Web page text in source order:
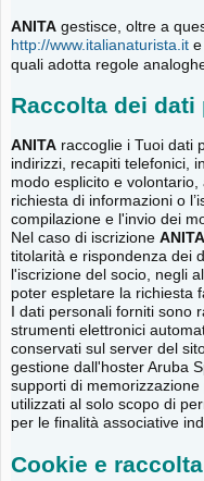
ANITA gestisce, oltre a
http://www.italianaturista.it e
quali adotta regole
Raccolta dei dati
ANITA raccoglie i Tuoi dati
indirizzi, recapiti telefonici,
modo esplicito e
richiesta di informazioni o
compilazione e l'invio dei
Nel caso di iscrizione ANITA
titolarità e rispondenza dei
l'iscrizione del socio, negli
poter espletare la richiesta
I dati personali forniti sono
strumenti elettronici
conservati sul server del
gestione dall'hoster Aruba
supporti di
utilizzati al solo scopo di
per le finalità associative
Cookie e